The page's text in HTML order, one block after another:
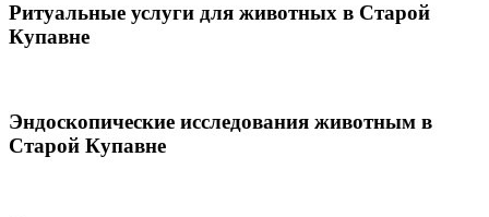
Ритуальные услуги для животных в Старой
Купавне
Эндоскопические исследования животным в
Старой Купавне